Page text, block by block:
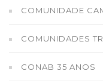
COMUNIDADE
COMUNIDADES
CONAB 35 ANOS